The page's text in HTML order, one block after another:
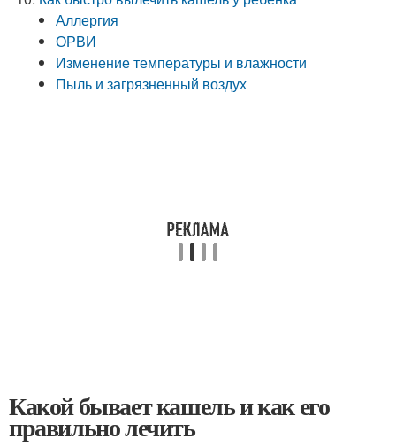
Аллергия
ОРВИ
Изменение температуры и влажности
Пыль и загрязненный воздух
Какой бывает кашель и как его
правильно лечить